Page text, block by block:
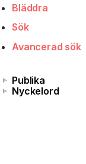
Bläddra
Sök
Avancerad sök
Publika
Nyckelord